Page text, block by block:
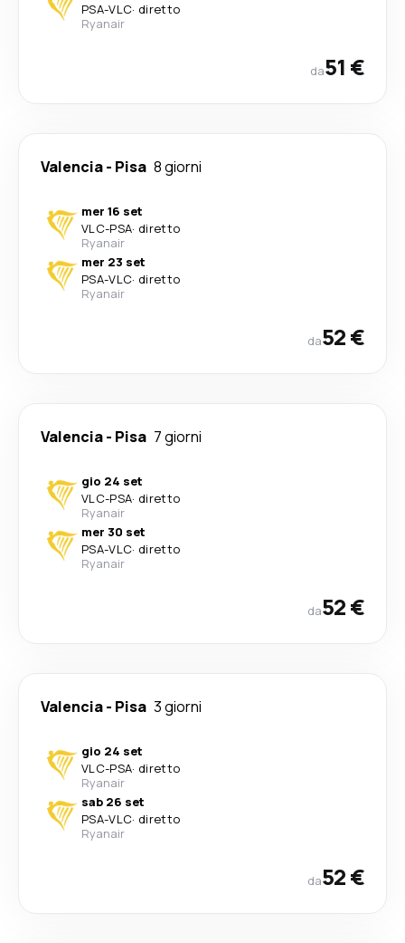
PSA-VLC· diretto
Ryanair
da51 €
Valencia- Pisa 8 giorni
mer 16 set
VLC-PSA· diretto
Ryanair
mer 23 set
PSA-VLC· diretto
Ryanair
da52 €
Valencia- Pisa 7 giorni
gio 24 set
VLC-PSA· diretto
Ryanair
mer 30 set
PSA-VLC· diretto
Ryanair
da52 €
Valencia- Pisa 3 giorni
gio 24 set
VLC-PSA· diretto
Ryanair
sab 26 set
PSA-VLC· diretto
Ryanair
da52 €